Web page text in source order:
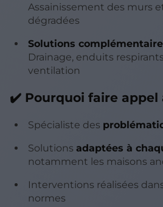
Assainissement des murs
dégradées
Solutions
Drainage, enduits
ventilation
✔️ Pourquoi faire appel
Spécialiste des
Solutions adaptées à
notamment les maisons
Interventions réalisées
normes